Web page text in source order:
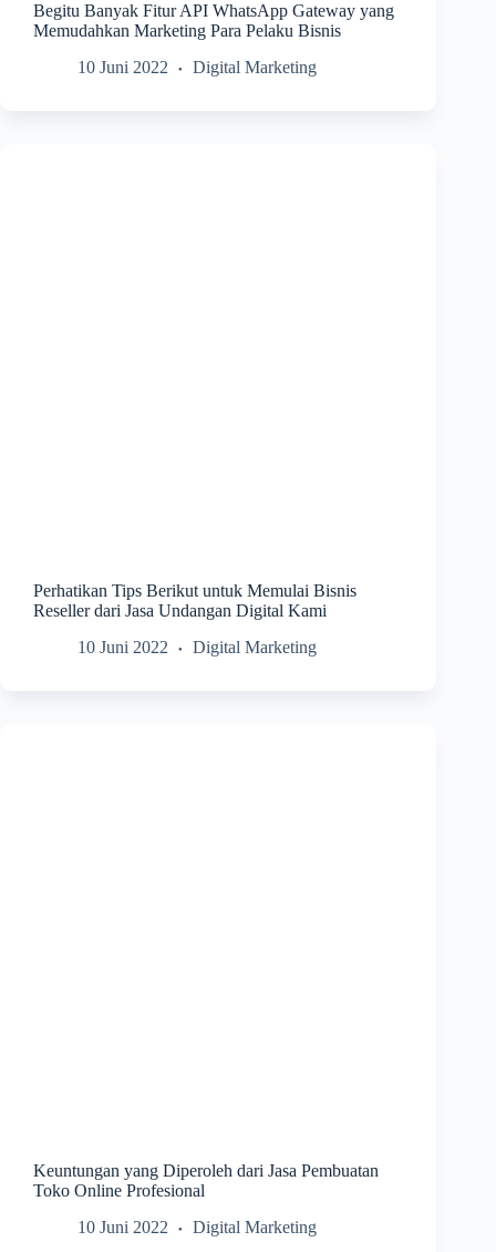
Begitu Banyak Fitur API WhatsApp Gateway yang
Memudahkan Marketing Para Pelaku Bisnis
10 Juni 2022
Digital Marketing
Perhatikan Tips Berikut untuk Memulai Bisnis
Reseller dari Jasa Undangan Digital Kami
10 Juni 2022
Digital Marketing
Keuntungan yang Diperoleh dari Jasa Pembuatan
Toko Online Profesional
10 Juni 2022
Digital Marketing